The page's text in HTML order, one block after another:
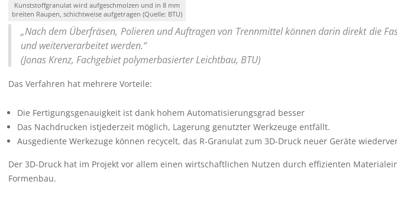
Kunststoffgranulat wird aufgeschmolzen und in 8 mm
breiten Raupen, schichtweise aufgetragen (Quelle: BTU)
„Nach dem Überfräsen, Polieren und Auftragen von Trennmittel können darin direkt die
und weiterverarbeitet werden.“
(Jonas Krenz, Fachgebiet polymerbasierter Leichtbau, BTU)
Das Verfahren hat mehrere Vorteile:
Die Fertigungsgenauigkeit ist dank hohem Automatisierungsgrad besser
Das Nachdrucken istjederzeit möglich, Lagerung genutzter Werkzeuge entfällt.
Ausgediente Werkezuge können recycelt, das R-Granulat zum 3D-Druck neuer Geräte
Der 3D-Druck hat im Projekt vor allem einen wirtschaftlichen Nutzen durch effizienten
Formenbau.